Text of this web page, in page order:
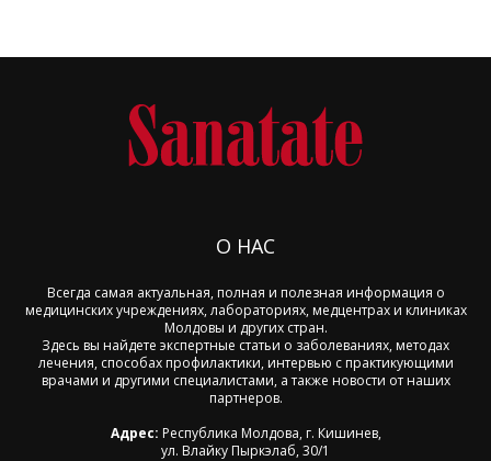
О НАС
Всегда самая актуальная, полная и полезная информация о
медицинских учреждениях, лабораториях, медцентрах и клиниках
Молдовы и других стран.
Здесь вы найдете экспертные статьи о заболеваниях, методах
лечения, способах профилактики, интервью с практикующими
врачами и другими специалистами, а также новости от наших
партнеров.
Адрес: Республика Молдова, г. Кишинев,
ул. Влайку Пыркэлаб, 30/1